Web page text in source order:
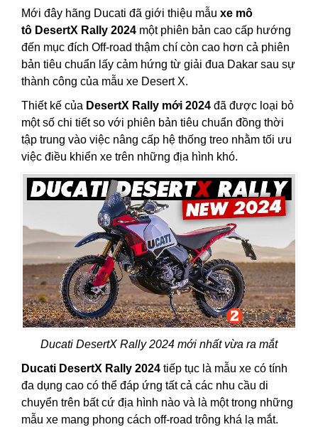
Mới đây hãng Ducati đã giới thiệu mẫu xe mô
tô DesertX Rally 2024 một phiên bản cao cấp hướng
đến mục đích Off-road thậm chí còn cao hơn cả phiên
bản tiêu chuẩn lấy cảm hứng từ giải đua Dakar sau sự
thành công của mẫu xe Desert X.
Thiết kế của DesertX Rally mới 2024 đã được loại bỏ
một số chi tiết so với phiên bản tiêu chuẩn đồng thời
tập trung vào việc nâng cấp hệ thống treo nhằm tối ưu
việc điều khiển xe trên những địa hình khó.
Ducati DesertX Rally 2024 mới nhất vừa ra mắt
Ducati DesertX Rally 2024 tiếp tục là mẫu xe có tính
đa dụng cao có thể đáp ứng tất cả các nhu cầu di
chuyển trên bất cứ địa hình nào và là một trong những
mẫu xe mang phong cách off-road trông khá lạ mắt.